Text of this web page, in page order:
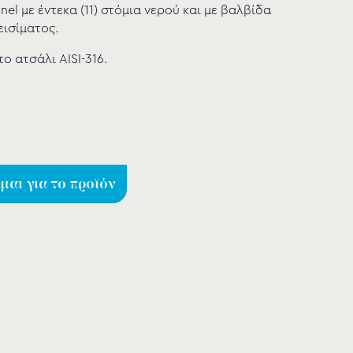
με έντεκα (11) στόμια νερού και με βαλβίδα
ατσάλι AISI-316.
για το προϊόν